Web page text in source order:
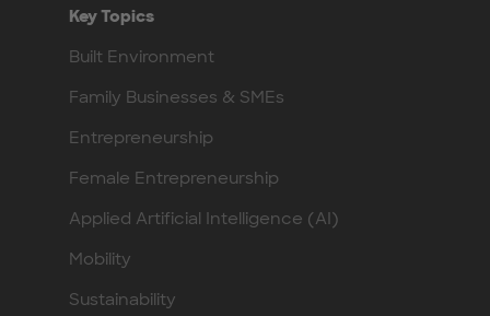
Key Topics
Built Environment
Family Businesses & SMEs
Entrepreneurship
Female Entrepreneurship
Applied Artificial Intelligence (AI)
Mobility
Sustainability